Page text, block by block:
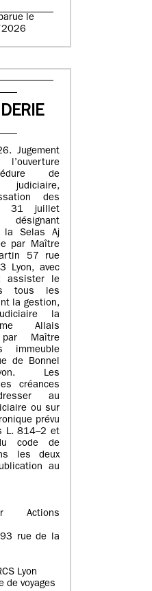
le
Jugement
de
judiciaire,
des
31 juillet
la Selas Aj
par Maître
57 rue
Lyon, avec
assister le
tous les
la gestion,
la
Allais
par Maître
immeuble
de Bonnel
Les
créances
au
ou sur
prévu
L. 814–2 et
code de
les deux
au
Actions
rue de la
Lyon
de voyages